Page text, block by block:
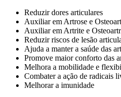
Reduzir dores articulares
Auxiliar em Artrose e
Auxiliar em Artrite e
Reduzir riscos de lesão
Ajuda a manter a saúde das
Promove maior conforto das
Melhora a mobilidade e
Combater a ação de radicais
Melhorar a imunidade